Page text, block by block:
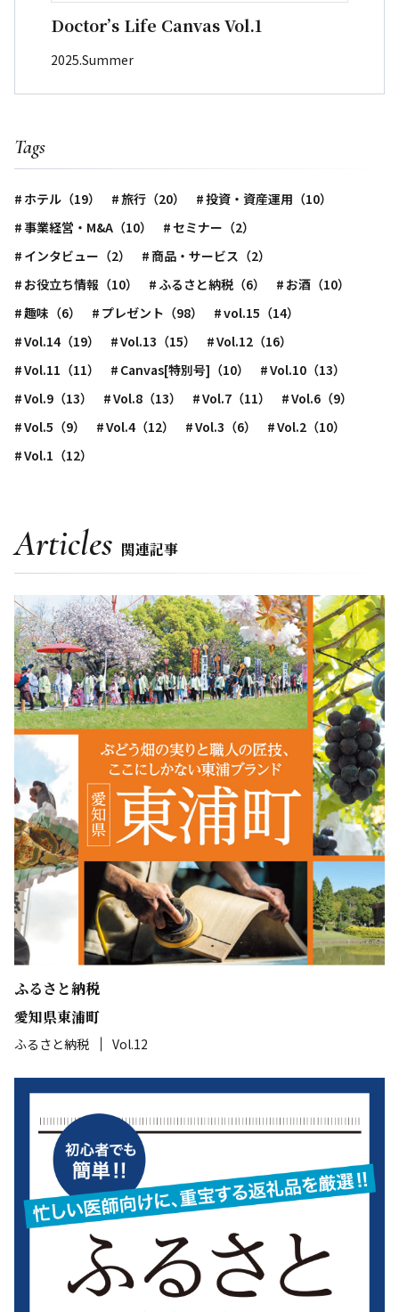
Doctor’s Life Canvas Vol.1
2025.Summer
Tags
ホテル（19） 旅行（20）
投資・資産運用（10）
事業経営・M&A（10）
セミナー（2）
インタビュー（2）
商品・サービス（2）
お役立ち情報（10）
ふるさと納税（6）
お酒（10）
趣味（6）
プレゼント（98）
vol.15（14）
Vol.14（19）
Vol.13（15）
Vol.12（16）
Vol.11（11）
Canvas[特別号]（10）
Vol.10（13）
Vol.9（13）
Vol.8（13） Vol.7（11）
Vol.6（9）
Vol.5（9）
Vol.4（12） Vol.3（6）
Vol.2（10）
Vol.1（12）
Articles 関連記事
ふるさと納税
愛知県東浦町
ふるさと納税 Vol.12